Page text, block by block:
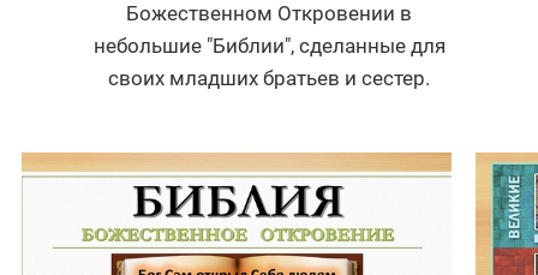
Божественном Откровении в
небольшие "Библии", сделанные для
своих младших братьев и сестер.